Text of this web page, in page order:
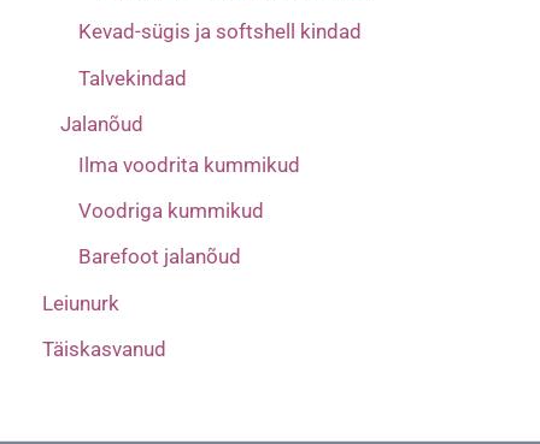
Kevad-sügis ja softshell kindad
Talvekindad
Jalanõud
Ilma voodrita kummikud
Voodriga kummikud
Barefoot jalanõud
Leiunurk
Täiskasvanud